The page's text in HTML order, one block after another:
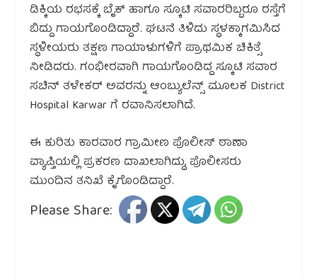
ಡಿಕ್ಕಿಯ ರಭಸಕ್ಕೆ ಬೈಕ್ ಹಾಗೂ ಸ್ಕೂಟಿ ಸವಾರರಿಬ್ಬರೂ ರಸ್ತೆಗೆ
ಬಿದ್ದು ಗಾಯಗೊಂಡಿದ್ದಾರೆ. ಘಟನೆ ತಿಳಿದು ಸ್ಥಳಕ್ಕಾಗಮಿಸಿದ
ಸ್ಥಳೀಯರು ತಕ್ಷಣ ಗಾಯಾಳುಗಳಿಗೆ ಪ್ರಾಥಮಿಕ ಚಿಕಿತ್ಸೆ
ನೀಡಿದರು. ಗಂಭೀರವಾಗಿ ಗಾಯಗೊಂಡಿದ್ದ ಸ್ಕೂಟಿ ಸವಾರ
ಸಚಿನ್ ತಳೇಕರ್ ಅವರನ್ನು ಆಂಬ್ಯುಲೆನ್ಸ್ ಮೂಲಕ District
Hospital Karwar ಗೆ ರವಾನಿಸಲಾಗಿದೆ.
ಈ ಕುರಿತು ಕಾರವಾರ ಗ್ರಾಮೀಣ ಪೊಲೀಸ್ ಠಾಣಾ
ವ್ಯಾಪ್ತಿಯಲ್ಲಿ ಪ್ರಕರಣ ದಾಖಲಾಗಿದ್ದು, ಪೊಲೀಸರು
ಮುಂದಿನ ತನಿಖೆ ಕೈಗೊಂಡಿದ್ದಾರೆ.
Please Share: